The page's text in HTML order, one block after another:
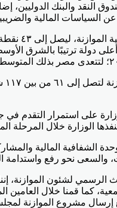
والبنك الدوليين،
المالية
وشمال أفريقيا البالغ ٢٢ نقطة،
على استمرار التقدم
الوزارة خلال المرحلة
الشفافية المالية
والسعى نحو رفع
الرسمي لشئون
كما قمنا خلال
إرسال مشروع الموازنة